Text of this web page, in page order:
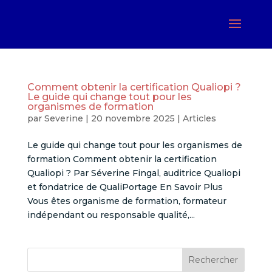
Comment obtenir la certification Qualiopi ?
Le guide qui change tout pour les
organismes de formation
par Severine | 20 novembre 2025 | Articles
Le guide qui change tout pour les organismes de
formation Comment obtenir la certification
Qualiopi ? Par Séverine Fingal, auditrice Qualiopi
et fondatrice de QualiPortage En Savoir Plus
Vous êtes organisme de formation, formateur
indépendant ou responsable qualité,...